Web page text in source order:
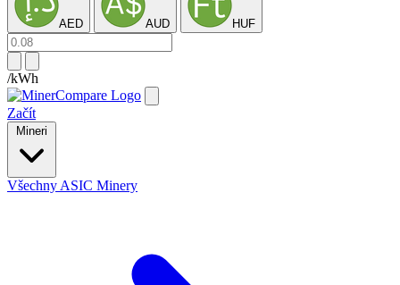
AED AUD HUF
/kWh
Začít
Mineri
Všechny ASIC Minery